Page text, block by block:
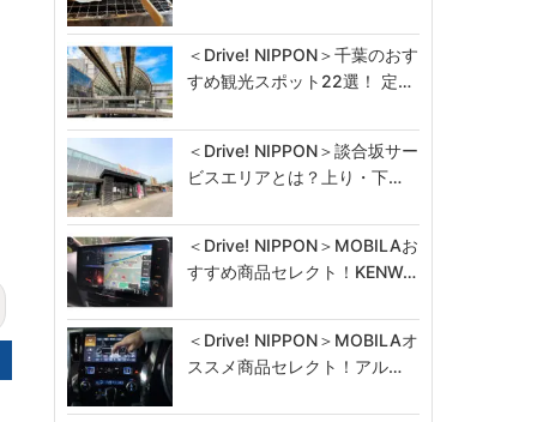
＜Drive! NIPPON＞千葉のおす
すめ観光スポット22選！ 定…
＜Drive! NIPPON＞談合坂サー
ビスエリアとは？上り・下…
＜Drive! NIPPON＞MOBILAお
すすめ商品セレクト！KENW…
＜Drive! NIPPON＞MOBILAオ
ススメ商品セレクト！アル…